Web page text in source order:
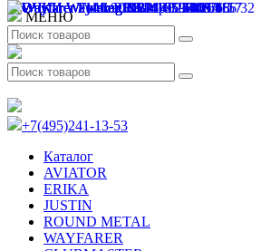
МЕНЮ
+7(495)241-13-53
Каталог
AVIATOR
ERIKA
JUSTIN
ROUND METAL
WAYFARER